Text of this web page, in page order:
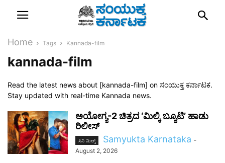
Home Tags Kannada-film
kannada-film
Read the latest news about [kannada-film] on ಸಂಯುಕ್ತ ಕರ್ನಾಟಕ.
Stay updated with real-time Kannada news.
ಅಯೋಗ್ಯ-2 ಚಿತ್ರದ ‘ಮಿಲ್ಕಿ ಬ್ಯೂಟಿ’ ಹಾಡು
ರಿಲೀಸ್
ಸಿನಿ ಮಿಲ್ಸ್ Samyukta Karnataka -
August 2, 2026